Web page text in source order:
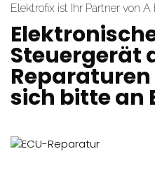
+31 6
Elektrofix ist Ihr Partner von A
Steuergerät
Reparaturen
sich bitte an